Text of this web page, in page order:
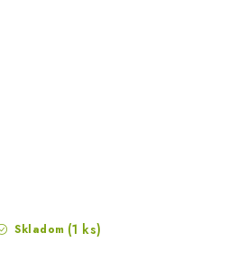
Skladom (1 ks)